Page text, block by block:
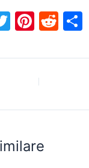
T
itt
Pi
er
e
R
d